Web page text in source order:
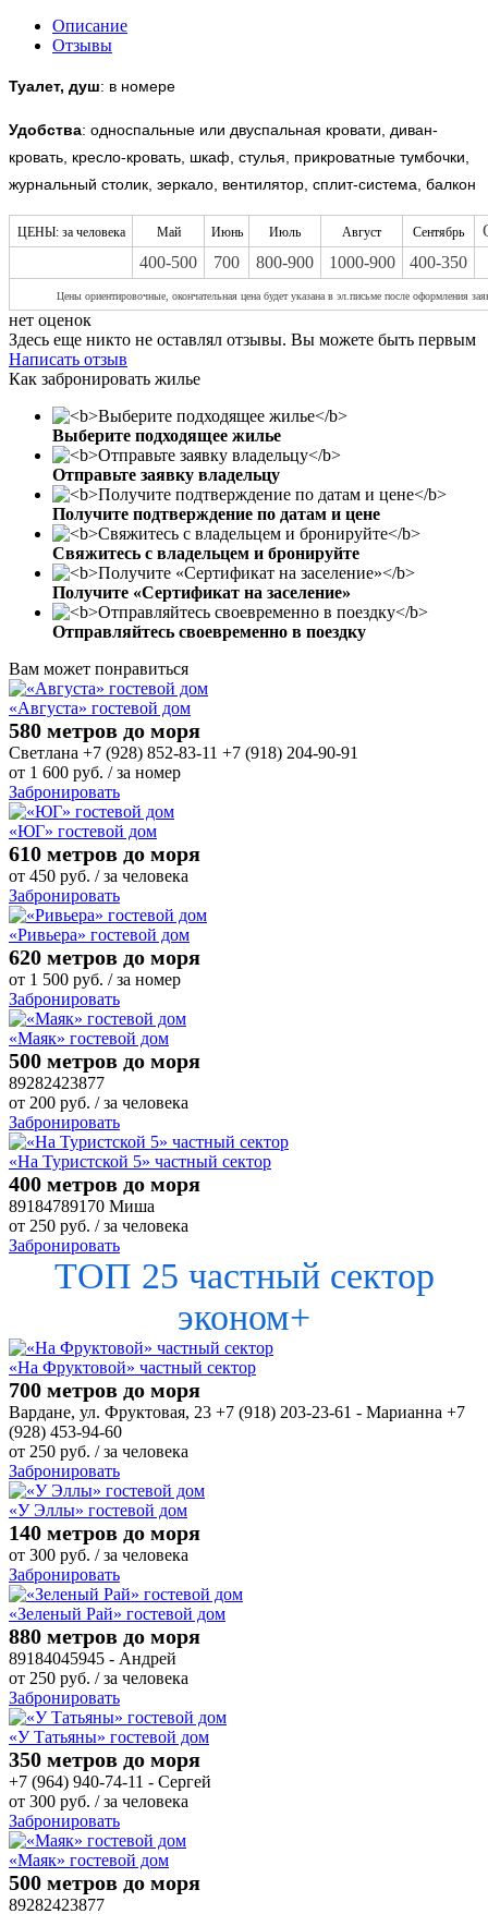
Описание
Отзывы
Туалет, душ: в номере
Удобства: односпальные или двуспальная кровати, диван-
кровать, кресло-кровать, шкаф, стулья, прикроватные тумбочки,
журнальный столик, зеркало, вентилятор, сплит-система, балкон
ЦЕНЫ: за человека Май Июнь Июль Август Сентябрь
400-500
700 800-900 1000-900 400-350
Цены ориентировочные, окончательная цена будет указана в эл.письме после оформления
нет оценок
Здесь еще никто не оставлял отзывы. Вы можете быть первым
Написать отзыв
Как забронировать жилье
Выберите подходящее жилье
Отправьте заявку владельцу
Получите подтверждение по датам и цене
Свяжитесь с владельцем и бронируйте
Получите «Сертификат на заселение»
Отправляйтесь своевременно в поездку
Вам может понравиться
«Августа» гостевой дом
580 метров до моря
Светлана +7 (928) 852-83-11 +7 (918) 204-90-91
от 1 600 руб. / за номер
Забронировать
«ЮГ» гостевой дом
610 метров до моря
от 450 руб. / за человека
Забронировать
«Ривьера» гостевой дом
620 метров до моря
от 1 500 руб. / за номер
Забронировать
«Маяк» гостевой дом
500 метров до моря
89282423877
от 200 руб. / за человека
Забронировать
«На Туристской 5» частный сектор
400 метров до моря
89184789170 Миша
от 250 руб. / за человека
Забронировать
ТОП 25 частный сектор
эконом+
«На Фруктовой» частный сектор
700 метров до моря
Вардане, ул. Фруктовая, 23 +7 (918) 203-23-61 - Марианна +7
(928) 453-94-60
от 250 руб. / за человека
Забронировать
«У Эллы» гостевой дом
140 метров до моря
от 300 руб. / за человека
Забронировать
«Зеленый Рай» гостевой дом
880 метров до моря
89184045945 - Андрей
от 250 руб. / за человека
Забронировать
«У Татьяны» гостевой дом
350 метров до моря
+7 (964) 940-74-11 - Сергей
от 300 руб. / за человека
Забронировать
«Маяк» гостевой дом
500 метров до моря
89282423877